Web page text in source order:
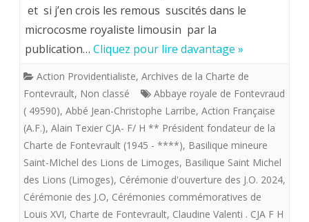
Ollivier
sur
la
journée
et si j’en crois les remous suscités dans le
microcosme royaliste limousin par la
publication… Cliquez pour lire davantage »
Action Providentialiste, Archives de la Charte de
Fontevrault, Non classé
Abbaye royale de Fontevraud
( 49590), Abbé Jean-Christophe Larribe, Action Française
(A.F.), Alain Texier CJA- F/ H ** Président fondateur de la
Charte de Fontevrault (1945 - ****), Basilique mineure
Saint-MIchel des Lions de Limoges, Basilique Saint Michel
des Lions (Limoges), Cérémonie d'ouverture des J.O. 2024,
Cérémonie des J.O, Cérémonies commémoratives de
Louis XVI, Charte de Fontevrault, Claudine Valenti . CJA F H